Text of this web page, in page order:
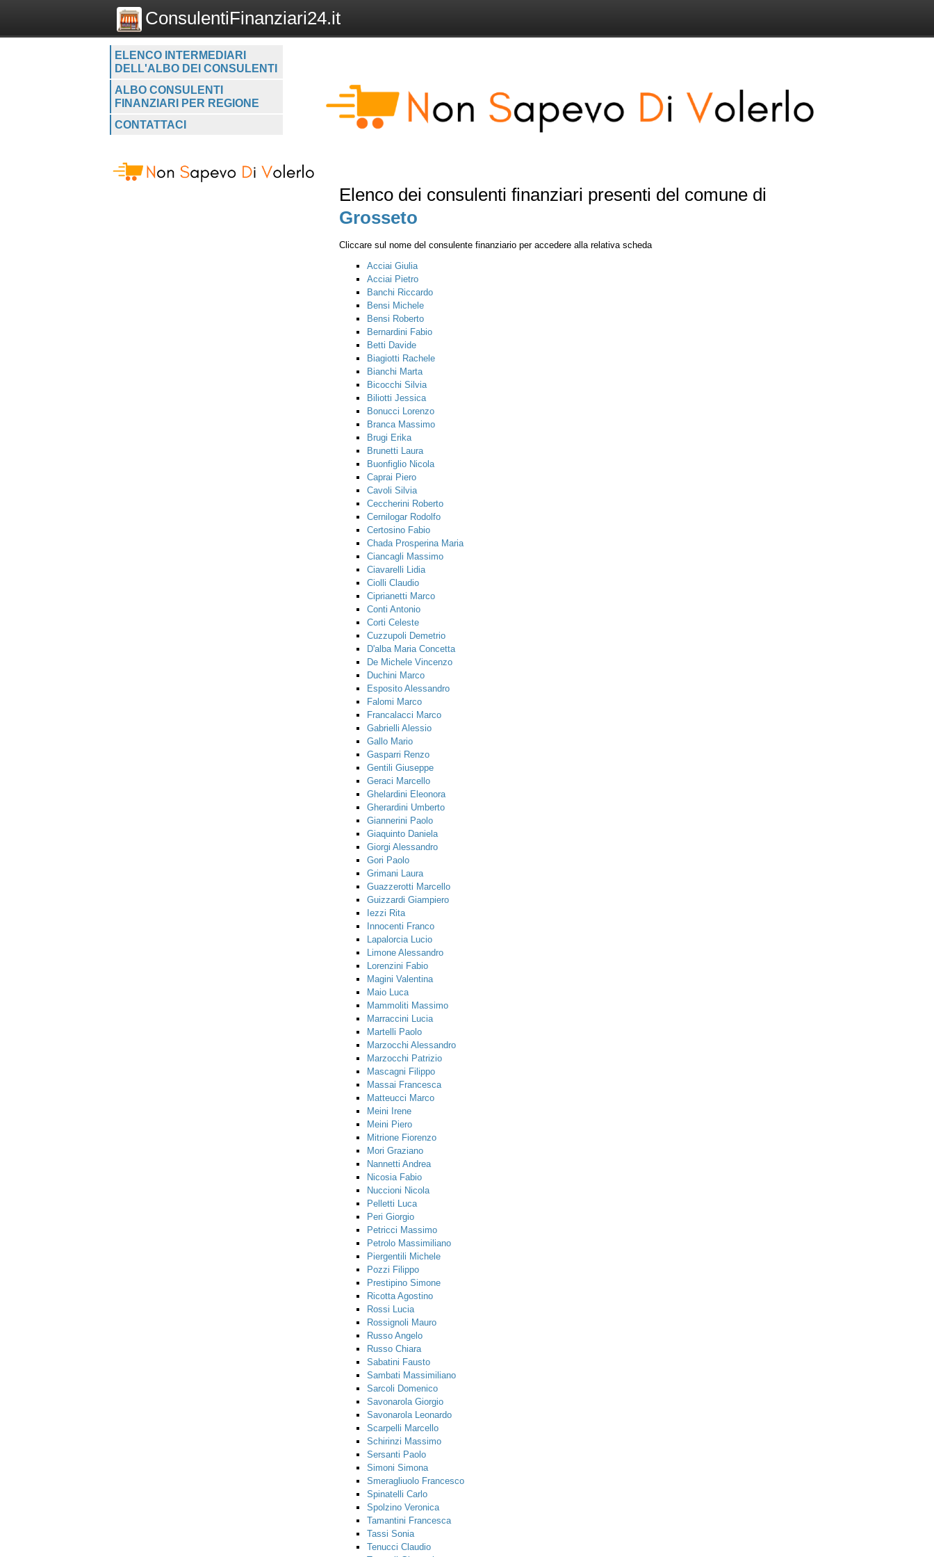
ConsulentiFinanziari24.it
ELENCO INTERMEDIARI
DELL'ALBO DEI CONSULENTI
ALBO CONSULENTI
FINANZIARI PER REGIONE
CONTATTACI
Elenco dei consulenti finanziari presenti del comune di
Grosseto
Cliccare sul nome del consulente finanziario per accedere alla relativa scheda
Acciai Giulia
Acciai Pietro
Banchi Riccardo
Bensi Michele
Bensi Roberto
Bernardini Fabio
Betti Davide
Biagiotti Rachele
Bianchi Marta
Bicocchi Silvia
Biliotti Jessica
Bonucci Lorenzo
Branca Massimo
Brugi Erika
Brunetti Laura
Buonfiglio Nicola
Caprai Piero
Cavoli Silvia
Ceccherini Roberto
Cernilogar Rodolfo
Certosino Fabio
Chada Prosperina Maria
Ciancagli Massimo
Ciavarelli Lidia
Ciolli Claudio
Ciprianetti Marco
Conti Antonio
Corti Celeste
Cuzzupoli Demetrio
D'alba Maria Concetta
De Michele Vincenzo
Duchini Marco
Esposito Alessandro
Falomi Marco
Francalacci Marco
Gabrielli Alessio
Gallo Mario
Gasparri Renzo
Gentili Giuseppe
Geraci Marcello
Ghelardini Eleonora
Gherardini Umberto
Giannerini Paolo
Giaquinto Daniela
Giorgi Alessandro
Gori Paolo
Grimani Laura
Guazzerotti Marcello
Guizzardi Giampiero
Iezzi Rita
Innocenti Franco
Lapalorcia Lucio
Limone Alessandro
Lorenzini Fabio
Magini Valentina
Maio Luca
Mammoliti Massimo
Marraccini Lucia
Martelli Paolo
Marzocchi Alessandro
Marzocchi Patrizio
Mascagni Filippo
Massai Francesca
Matteucci Marco
Meini Irene
Meini Piero
Mitrione Fiorenzo
Mori Graziano
Nannetti Andrea
Nicosia Fabio
Nuccioni Nicola
Pelletti Luca
Peri Giorgio
Petricci Massimo
Petrolo Massimiliano
Piergentili Michele
Pozzi Filippo
Prestipino Simone
Ricotta Agostino
Rossi Lucia
Rossignoli Mauro
Russo Angelo
Russo Chiara
Sabatini Fausto
Sambati Massimiliano
Sarcoli Domenico
Savonarola Giorgio
Savonarola Leonardo
Scarpelli Marcello
Schirinzi Massimo
Sersanti Paolo
Simoni Simona
Smeragliuolo Francesco
Spinatelli Carlo
Spolzino Veronica
Tamantini Francesca
Tassi Sonia
Tenucci Claudio